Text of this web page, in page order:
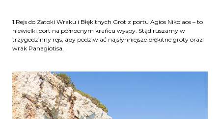
1.Rejs do Zatoki Wraku i Błękitnych Grot z portu Agios Nikolaos – to
niewielki port na północnym krańcu wyspy. Stąd ruszamy w
trzygodzinny rejs, aby podziwiać najsłynniejsze błękitne groty oraz
wrak Panagiotisa.